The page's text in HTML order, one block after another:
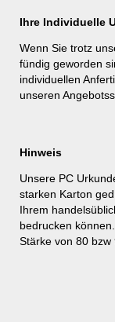
Ihre Individuelle
Wenn Sie trotz
fündig geworden
individuellen
unseren
Hinweis
Unsere PC
starken Karton
Ihrem
bedrucken
Stärke von 80 bzw